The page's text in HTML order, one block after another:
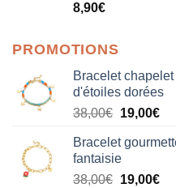
Note5.00
sur 5
8,90€
PROMOTIONS
Bracelet
d'étoiles dorées
38,00€ Le
initial
était :
38,00€.
19,00€Le
Bracelet
fantaisie
38,00€ Le
19,00€Le